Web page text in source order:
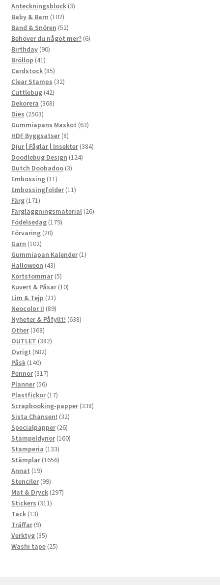
produkter
Anteckningsblock 33
Baby & Barn 102102
produkter
Band & Snören 5252
produkter
Behöver du något mer? 66
Birthday 9090
Bröllop 4141
produkter
Cardstock 8585
produkter
Clear Stamps 3232
Cuttlebug 4242
produkter
Dekorera 368368
Dies 25032503
produkter
Gummiapans Maskot 6363
HDF Byggsatser 88
produkter
Djur | Fåglar | Insekter 384384
Doodlebug Design 124124
Dutch Doobadoo 33
Embossing 1111
produkter
Embossingfolder 1111
Färg 171171
produkter
Färgläggningsmaterial 2626
Födelsedag 179179
Förvaring 2020
Garn 102102
produkter
Gummiapan Kalender 11
Halloween 4343
produkter
Kortstommar 55
produkter
Kuvert & Påsar 1010
Lim & Tejp 2121
produkter
Neocolor II 8989
produkter
Nyheter & Påfyllt! 638638
Other 368368
produkter
OUTLET 382382
Övrigt 682682
Påsk 140140
produkter
Pennor 317317
produkter
Planner 5656
produkter
Plastfickor 1717
produkter
Scrapbooking-papper 338338
Sista Chansen! 3232
produkter
Specialpapper 2626
produkter
Stämpeldynor 160160
Stamperia 133133
produkter
Stämplar 16561656
Annat 1919
produkter
Stenciler 9999
produkter
Mat & Dryck 297297
Stickers 311311
Tack 1313
produkter
Träffar 99
produkter
Verktyg 3535
produkter
Washi tape 2525